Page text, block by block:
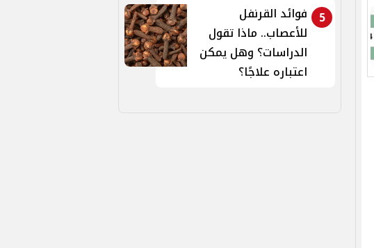
5
فوائد القرنفل
للأعصاب.. ماذا تقول
الدراسات؟ وهل يمكن
اعتباره علاجًا؟